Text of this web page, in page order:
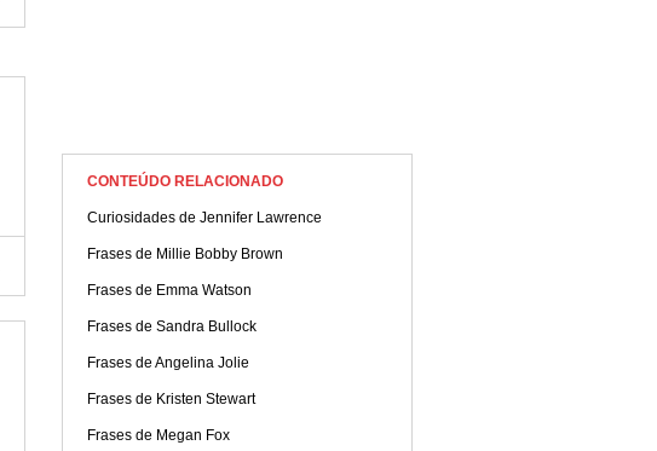
CONTEÚDO RELACIONADO
Curiosidades de Jennifer Lawrence
Frases de Millie Bobby Brown
Frases de Emma Watson
Frases de Sandra Bullock
Frases de Angelina Jolie
Frases de Kristen Stewart
Frases de Megan Fox